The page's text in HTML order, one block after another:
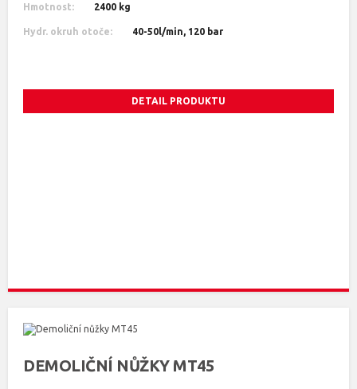
Hmotnost: 2400 kg
Hydr. okruh otoče: 40-50l/min, 120 bar
DETAIL PRODUKTU
DEMOLIČNÍ NŮŽKY MT45